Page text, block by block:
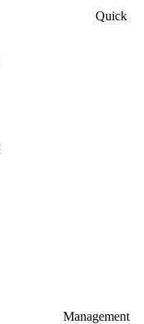
Quick
Management